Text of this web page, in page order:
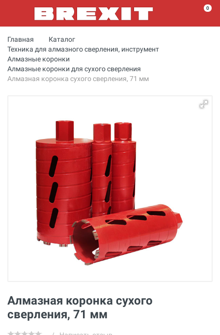
0
Главная
Каталог
Техника для алмазного сверления, инструмент
Алмазные коронки
Алмазные коронки для сухого сверления
Алмазная коронка сухого сверления, 71 мм
Алмазная коронка сухого
сверления, 71 мм